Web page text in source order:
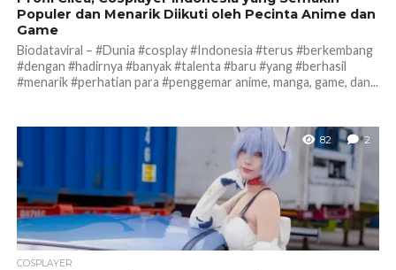
Populer dan Menarik Diikuti oleh Pecinta Anime dan
Game
Biodataviral – #Dunia #cosplay #Indonesia #terus #berkembang
#dengan #hadirnya #banyak #talenta #baru #yang #berhasil
#menarik #perhatian para #penggemar anime, manga, game, dan...
82 2
COSPLAYER